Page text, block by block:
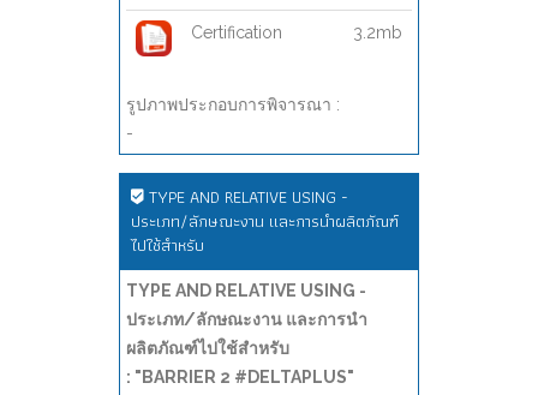
Certification 3.2mb
รูปภาพประกอบการพิจารณา :
-
TYPE AND RELATIVE USING -
ประเภท/ลักษณะงาน และการนำผลิตภัณฑ์
ไปใช้สำหรับ
TYPE AND RELATIVE USING -
ประเภท/ลักษณะงาน และการนำ
ผลิตภัณฑ์ไปใช้สำหรับ
: "BARRIER 2 #DELTAPLUS"